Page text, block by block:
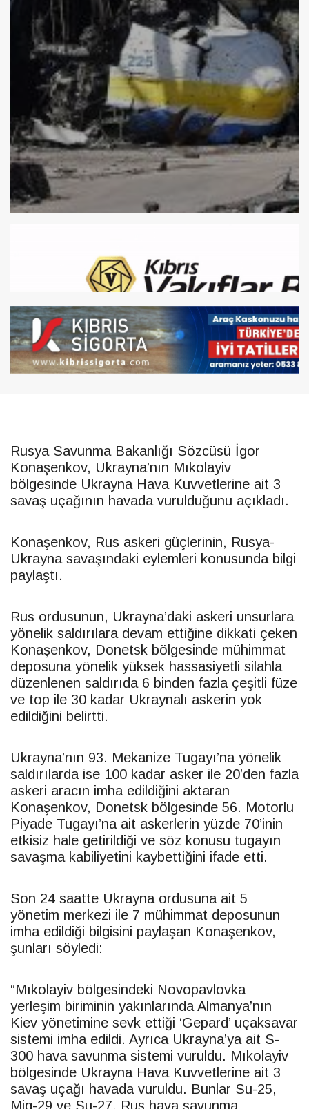
Rusya Savunma Bakanlığı Sözcüsü İgor
Konaşenkov, Ukrayna’nın Mıkolayiv
bölgesinde Ukrayna Hava Kuvvetlerine ait 3
savaş uçağının havada vurulduğunu açıkladı.
Konaşenkov, Rus askeri güçlerinin, Rusya-
Ukrayna savaşındaki eylemleri konusunda bilgi
paylaştı.
Rus ordusunun, Ukrayna’daki askeri unsurlara
yönelik saldırılara devam ettiğine dikkati çeken
Konaşenkov, Donetsk bölgesinde mühimmat
deposuna yönelik yüksek hassasiyetli silahla
düzenlenen saldırıda 6 binden fazla çeşitli füze
ve top ile 30 kadar Ukraynalı askerin yok
edildiğini belirtti.
Ukrayna’nın 93. Mekanize Tugayı’na yönelik
saldırılarda ise 100 kadar asker ile 20’den fazla
askeri aracın imha edildiğini aktaran
Konaşenkov, Donetsk bölgesinde 56. Motorlu
Piyade Tugayı’na ait askerlerin yüzde 70’inin
etkisiz hale getirildiği ve söz konusu tugayın
savaşma kabiliyetini kaybettiğini ifade etti.
Son 24 saatte Ukrayna ordusuna ait 5
yönetim merkezi ile 7 mühimmat deposunun
imha edildiği bilgisini paylaşan Konaşenkov,
şunları söyledi:
“Mıkolayiv bölgesindeki Novopavlovka
yerleşim biriminin yakınlarında Almanya’nın
Kiev yönetimine sevk ettiği ‘Gepard’ uçaksavar
sistemi imha edildi. Ayrıca Ukrayna’ya ait S-
300 hava savunma sistemi vuruldu. Mıkolayiv
bölgesinde Ukrayna Hava Kuvvetlerine ait 3
savaş uçağı havada vuruldu. Bunlar Su-25,
Mig-29 ve Su-27. Rus hava savunma